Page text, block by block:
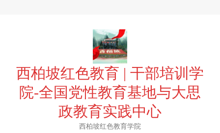
西柏坡红色教育 | 干部培训学
院-全国党性教育基地与大思
政教育实践中心
西柏坡红色教育学院